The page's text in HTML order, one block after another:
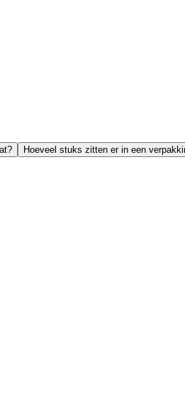
Hoeveel stuks zitten er in een